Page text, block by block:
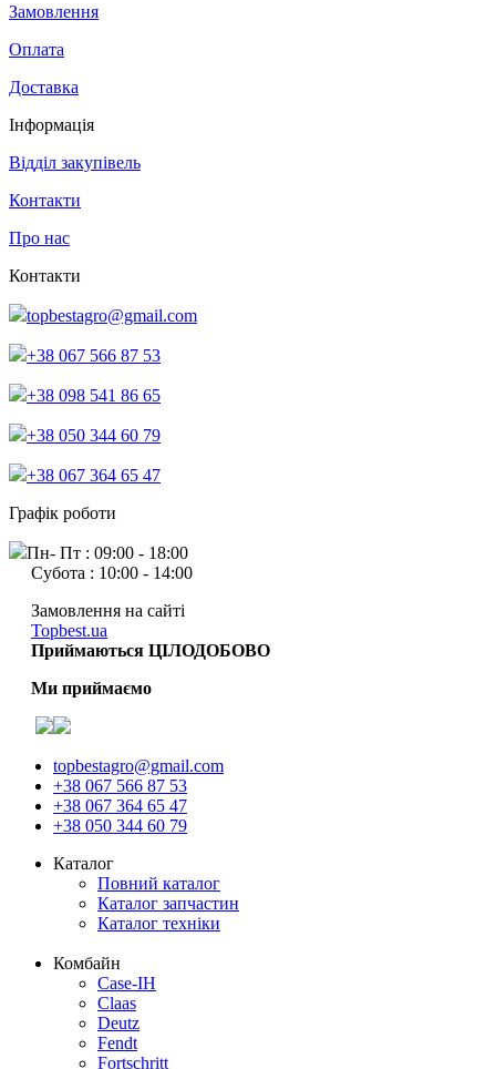
Замовлення
Оплата
Доставка
Інформація
Відділ закупівель
Контакти
Про нас
Контакти
topbestagro@gmail.com
+38 067 566 87 53
+38 098 541 86 65
+38 050 344 60 79
+38 067 364 65 47
Графік роботи
Пн- Пт : 09:00 - 18:00
Субота : 10:00 - 14:00
Замовлення на сайті
Topbest.ua
Приймаються ЦІЛОДОБОВО
Ми приймаємо
topbestagro@gmail.com
+38 067 566 87 53
+38 067 364 65 47
+38 050 344 60 79
Каталог
Повний каталог
Каталог запчастин
Каталог техніки
Комбайн
Case-IH
Claas
Deutz
Fendt
Fortschritt